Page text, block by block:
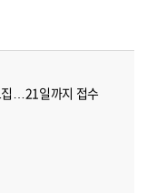
집…21일까지 접수